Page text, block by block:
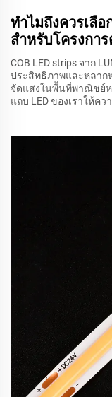
ทำไมถึงควรเลือ
สำหรับโครงกา
COB LED strips จาก
ประสิทธิภาพและหลาก
จัดแสงในพื้นที่พาณิชย์
แถบ LED ของเราให้ค